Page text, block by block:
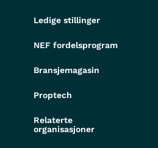
Ledige stillinger
NEF fordelsprogram
Bransjemagasin
Proptech
Relaterte
organisasjoner